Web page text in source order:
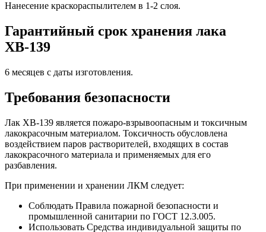
Нанесение краскораспылителем в 1-2 слоя.
Гарантийный срок хранения лака
ХВ-139
6 месяцев с даты изготовления.
Требования безопасности
Лак ХВ-139 является пожаро-взрывоопасным и токсичным
лакокрасочным материалом. Токсичность обусловлена
воздействием паров растворителей, входящих в состав
лакокрасочного материала и применяемых для его
разбавления.
При применении и хранении ЛКМ следует:
Соблюдать Правила пожарной безопасности и
промышленной санитарии по ГОСТ 12.3.005.
Использовать Средства индивидуальной защиты по